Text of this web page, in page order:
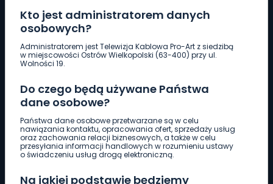
Kto jest administratorem danych
osobowych?
Administratorem jest Telewizja Kablowa Pro-Art z siedzibą
w miejscowości Ostrów Wielkopolski (63-400) przy ul.
Wolności 19.
Do czego będą używane Państwa
dane osobowe?
Państwa dane osobowe przetwarzane są w celu
nawiązania kontaktu, opracowania ofert, sprzedaży usług
oraz zachowania relacji biznesowych, a także w celu
przesyłania informacji handlowych w rozumieniu ustawy
o świadczeniu usług drogą elektroniczną.
Na jakiej podstawie będziemy
Pobierz logotyp
661 997 997
REDAKCJA
62 735 22 22redakcja@wlkp24.info
DZIAŁ REKLAMY